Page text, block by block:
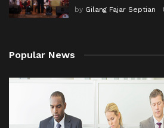
by Gilang Fajar Septian
Popular News